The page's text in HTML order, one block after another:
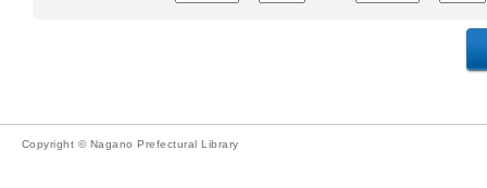
Copyright © Nagano Prefectural Library